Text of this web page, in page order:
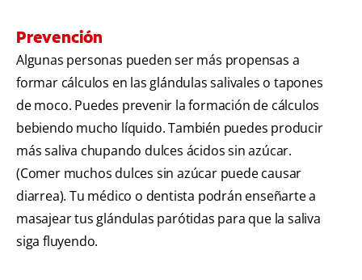
Prevención
Algunas personas pueden ser más propensas a
formar cálculos en las glándulas salivales o tapones
de moco. Puedes prevenir la formación de cálculos
bebiendo mucho líquido. También puedes producir
más saliva chupando dulces ácidos sin azúcar.
(Comer muchos dulces sin azúcar puede causar
diarrea). Tu médico o dentista podrán enseñarte a
masajear tus glándulas parótidas para que la saliva
siga fluyendo.